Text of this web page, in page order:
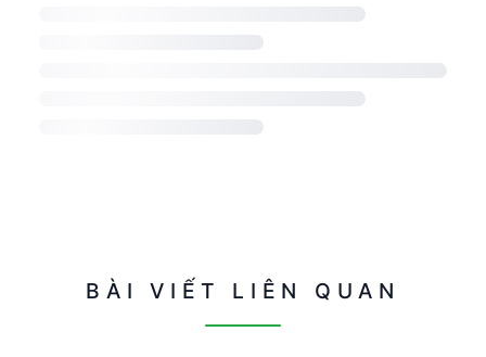
BÀI VIẾT LIÊN QUAN